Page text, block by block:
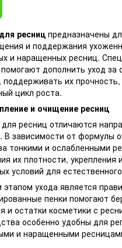
ресниц предназначены
и поддержания
и наращенных ресниц.
дополнить уход за
поддерживать их
цикл роста.
и очищение ресниц
ресниц отличаются
В зависимости от формулы
тонкими и ослабленными
их плотности, укрепления
условий для
ухода является
пенки помогают
и остатки косметики с
особенно удобны для
и наращенными